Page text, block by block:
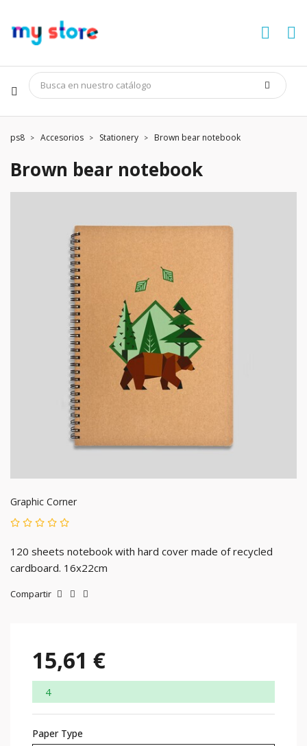
ps8 Accesorios Stationery Brown bear notebook
Brown bear notebook
Graphic Corner
120 sheets notebook with hard cover made of recycled
cardboard. 16x22cm
Compartir
15,61 €
4
Paper Type